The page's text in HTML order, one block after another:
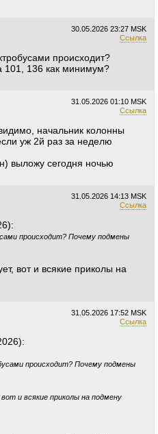
30.05.2026 23:27 MSK
Ссылка
происходит?
136 как минимум?
31.05.2026 01:10 MSK
Ссылка
начальник колонны
уж 2й раз за неделю
выложу сегодня ночью
31.05.2026 14:13 MSK
Ссылка
происходит? Почему подмены
вот и всякие приколы на
31.05.2026 17:52 MSK
Ссылка
происходит? Почему подмены
и всякие приколы на подмену